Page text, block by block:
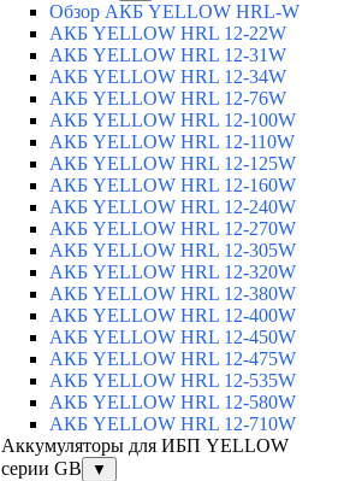
Обзор АКБ YELLOW HRL-W
АКБ YELLOW HRL 12-22W
АКБ YELLOW HRL 12-31W
АКБ YELLOW HRL 12-34W
АКБ YELLOW HRL 12-76W
АКБ YELLOW HRL 12-100W
АКБ YELLOW HRL 12-110W
АКБ YELLOW HRL 12-125W
АКБ YELLOW HRL 12-160W
АКБ YELLOW HRL 12-240W
АКБ YELLOW HRL 12-270W
АКБ YELLOW HRL 12-305W
АКБ YELLOW HRL 12-320W
АКБ YELLOW HRL 12-380W
АКБ YELLOW HRL 12-400W
АКБ YELLOW HRL 12-450W
АКБ YELLOW HRL 12-475W
АКБ YELLOW HRL 12-535W
АКБ YELLOW HRL 12-580W
АКБ YELLOW HRL 12-710W
Аккумуляторы для ИБП YELLOW
серии GB
▼